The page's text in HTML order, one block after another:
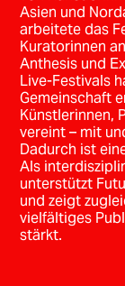
Asien und
arbeitete das
Kuratorinnen
Anthesis und
Live-Festivals
Gemeinschaft
Künstlerinnen,
vereint – mit
Dadurch ist
Als
unterstützt
und zeigt
vielfältiges
stärkt.